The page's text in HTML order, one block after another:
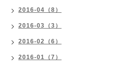
2016-04（8）
2016-03（3）
2016-02（6）
2016-01（7）